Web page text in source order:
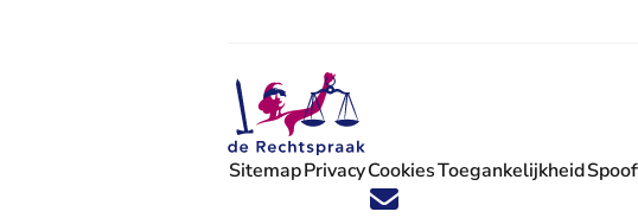
Volg ons op X (Twitter) - U verlaat Rechtspraak.nl
Volg ons op Facebook - U verlaat
Volg ons op Instagram - U verlaat
Volg ons op Youtube - U verlaat
Volg ons op LinkedIn - U verlaat
'Blijf op de hoogte' nieuwsbrief
SitemapPrivacyCookiesToegankelijkheid